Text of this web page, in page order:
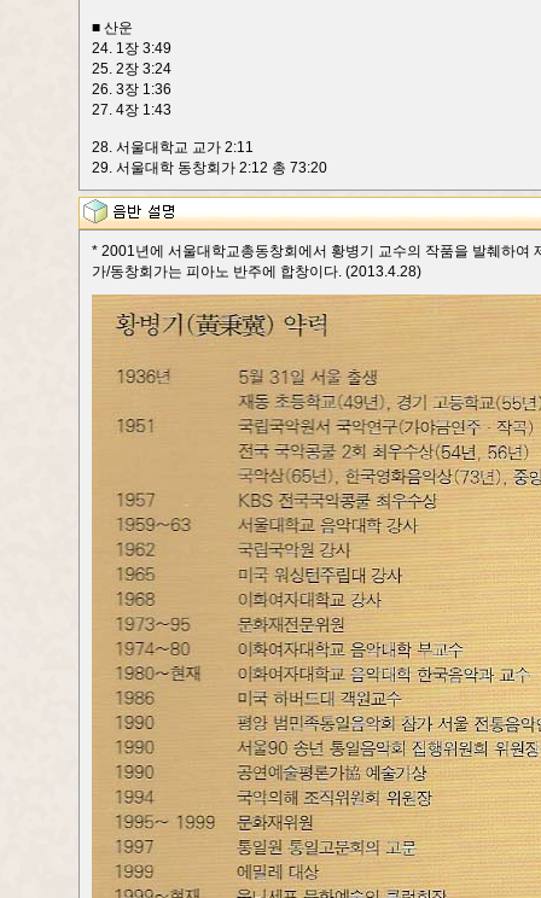
■ 산운
24. 1장 3:49
25. 2장 3:24
26. 3장 1:36
27. 4장 1:43
28. 서울대학교 교가 2:11
29. 서울대학 동창회가 2:12 총 73:20
* 2001년에 서울대학교총동창회에서 황병기 교수의 작품을 발췌하여
가/동창회가는 피아노 반주에 합창이다. (2013.4.28)